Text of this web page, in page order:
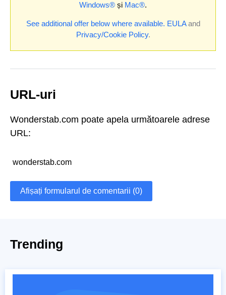
Windows® și Mac®.
See additional offer below where available. EULAand
Privacy/Cookie Policy.
URL-uri
Wonderstab.com poate apela următoarele adrese
URL:
wonderstab.com
Afișați formularul de comentarii (0)
Trending